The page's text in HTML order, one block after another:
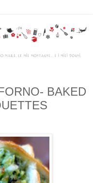
BAKED